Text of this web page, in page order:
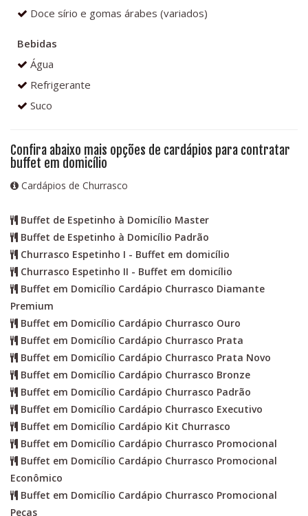
Doce sírio e gomas árabes (variados)
Bebidas
Água
Refrigerante
Suco
Confira abaixo mais opções de cardápios para contratar
buffet em domicílio
Cardápios de Churrasco
Buffet de Espetinho à Domicílio Master
Buffet de Espetinho à Domicílio Padrão
Churrasco Espetinho I - Buffet em domicílio
Churrasco Espetinho II - Buffet em domicílio
Buffet em Domicílio Cardápio Churrasco Diamante
Premium
Buffet em Domicílio Cardápio Churrasco Ouro
Buffet em Domicílio Cardápio Churrasco Prata
Buffet em Domicílio Cardápio Churrasco Prata Novo
Buffet em Domicílio Cardápio Churrasco Bronze
Buffet em Domicílio Cardápio Churrasco Padrão
Buffet em Domicílio Cardápio Churrasco Executivo
Buffet em Domicílio Cardápio Kit Churrasco
Buffet em Domicílio Cardápio Churrasco Promocional
Buffet em Domicílio Cardápio Churrasco Promocional
Econômico
Buffet em Domicílio Cardápio Churrasco Promocional
Peças